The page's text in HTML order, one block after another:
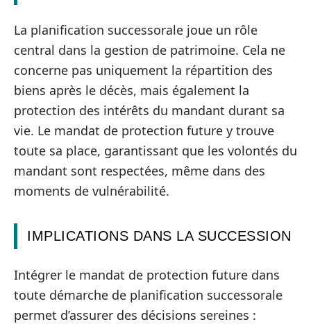
La planification successorale joue un rôle
central dans la gestion de patrimoine. Cela ne
concerne pas uniquement la répartition des
biens après le décès, mais également la
protection des intérêts du mandant durant sa
vie. Le mandat de protection future y trouve
toute sa place, garantissant que les volontés du
mandant sont respectées, même dans des
moments de vulnérabilité.
IMPLICATIONS DANS LA SUCCESSION
Intégrer le mandat de protection future dans
toute démarche de planification successorale
permet d’assurer des décisions sereines :